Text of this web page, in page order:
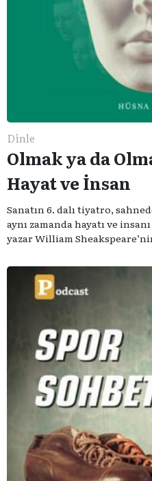
Dinle
Olmak ya da
Hayat ve İnsan
Sanatın 6. dalı tiyatro,
aynı zamanda hayatı ve
yazar William
serimizde; tiyatroyu,
konuşuyoruz..